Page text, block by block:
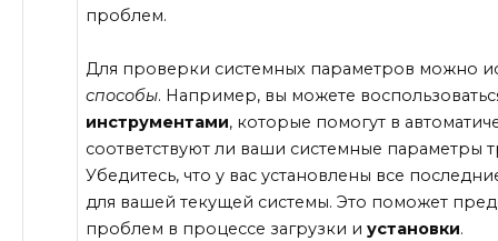
проблем.
Для проверки системных параметров можно
способы. Например, вы можете
инструментами, которые помогут в
соответствуют ли ваши системные параметры
Убедитесь, что у вас установлены все
для вашей текущей системы. Это поможет
проблем в процессе загрузки иустановки.